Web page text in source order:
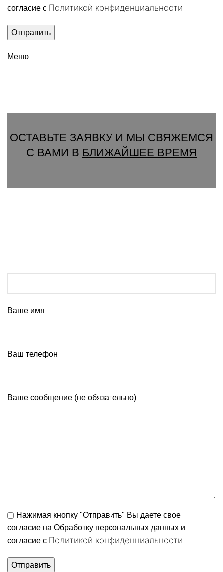
согласие c Политикой конфиденциальности
Меню
ОСТАВЬТЕ ЗАЯВКУ И МЫ СВЯЖЕМСЯ
С ВАМИ В БЛИЖАЙШЕЕ ВРЕМЯ
Ваше имя
Ваш телефон
Ваше сообщение (не обязательно)
Нажимая кнопку "Отправить" Вы даете свое
согласие на Обработку персональных данных и
согласие c Политикой конфиденциальности